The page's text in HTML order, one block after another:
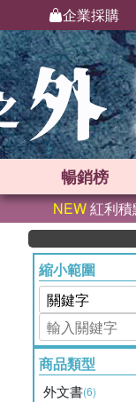
企業採購
暢銷榜
NEW紅利
縮小範圍
商品類型
外文書(6)